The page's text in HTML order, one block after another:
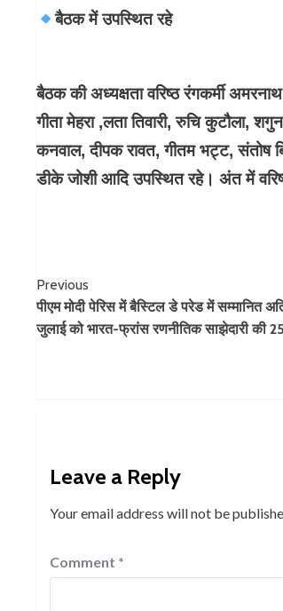
बैठक में उपस्थित रहे
बैठक की अध्यक्षता वरिष्ठ रंगकर्मी
गीता मेहरा ,लता तिवारी, रुचि कुटौला,
कनवाल, दीपक रावत, गीतम भट्ट, संतोष
डीके जोशी आदि उपस्थित रहे। अंत में
Continue
Reading
Previous
पीएम मोदी पेरिस में बैस्टिल डे परेड में सम्मानित
जुलाई को भारत-फ्रांस रणनीतिक साझेदारी की
Leave a Reply
Your email address will not be
Comment *